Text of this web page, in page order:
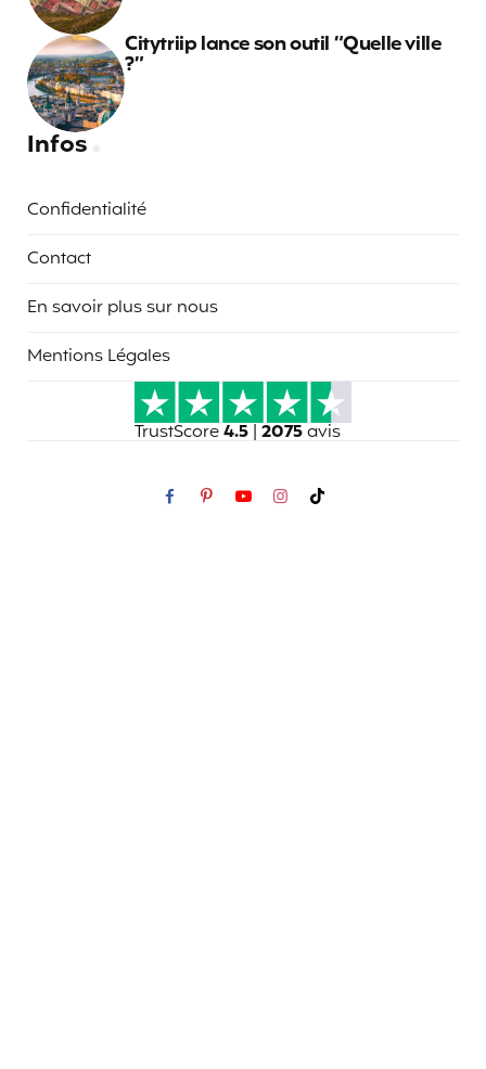
Citytriip lance son outil “Quelle ville
?”
Infos
Confidentialité
Contact
En savoir plus sur nous
Mentions Légales
TrustScore4.5 | 2075avis